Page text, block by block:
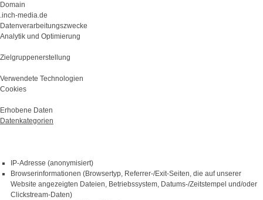
Domain
.inch-media.de
Datenverarbeitungszwecke
Analytik und Optimierung
Zielgruppenerstellung
Verwendete Technologien
Cookies
Erhobene Daten
Datenkategorien
IP-Adresse (anonymisiert)
Browserinformationen (Browsertyp, Referrer-/Exit-Seiten, die auf unserer
Website angezeigten Dateien, Betriebssystem, Datums-/Zeitstempel und/oder
Clickstream-Daten)